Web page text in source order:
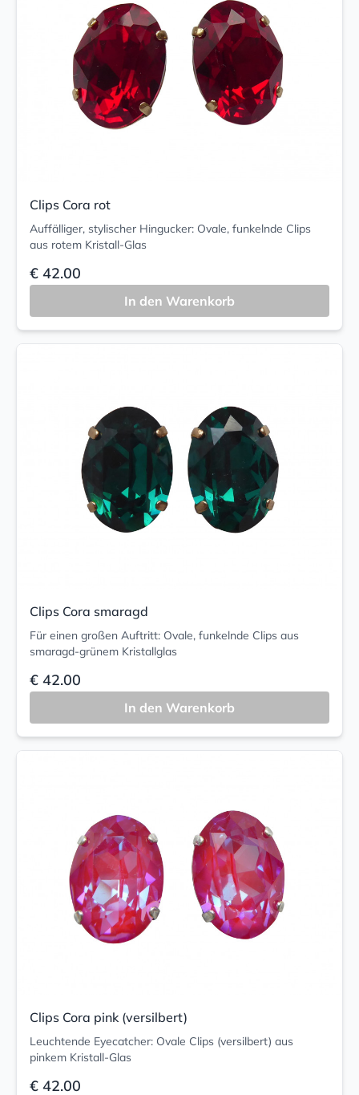
Clips Cora rot
Auffälliger, stylischer Hingucker: Ovale, funkelnde Clips
aus rotem Kristall-Glas
€ 42.00
In den Warenkorb
Clips Cora smaragd
Für einen großen Auftritt: Ovale, funkelnde Clips aus
smaragd-grünem Kristallglas
€ 42.00
In den Warenkorb
Clips Cora pink (versilbert)
Leuchtende Eyecatcher: Ovale Clips (versilbert) aus
pinkem Kristall-Glas
€ 42.00